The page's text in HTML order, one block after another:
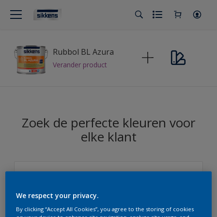
Rubbol BL Azura
Verander product
Zoek de perfecte kleuren voor
elke klant
Sikkens
We respect your privacy.
By clicking “Accept All Cookies”, you agree to the storing of cookies